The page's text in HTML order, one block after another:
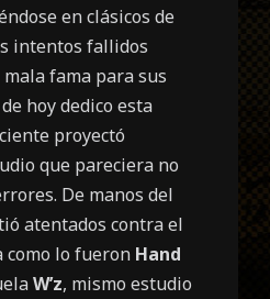
en clásicos de
intentos fallidos
fama para sus
hoy dedico esta
proyectó
que pareciera no
De manos del
atentados contra el
como lo fueron Hand
W’z, mismo estudio